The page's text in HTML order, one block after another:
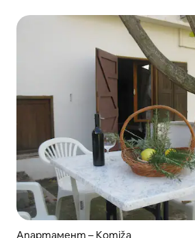
Апартамент – Komiža